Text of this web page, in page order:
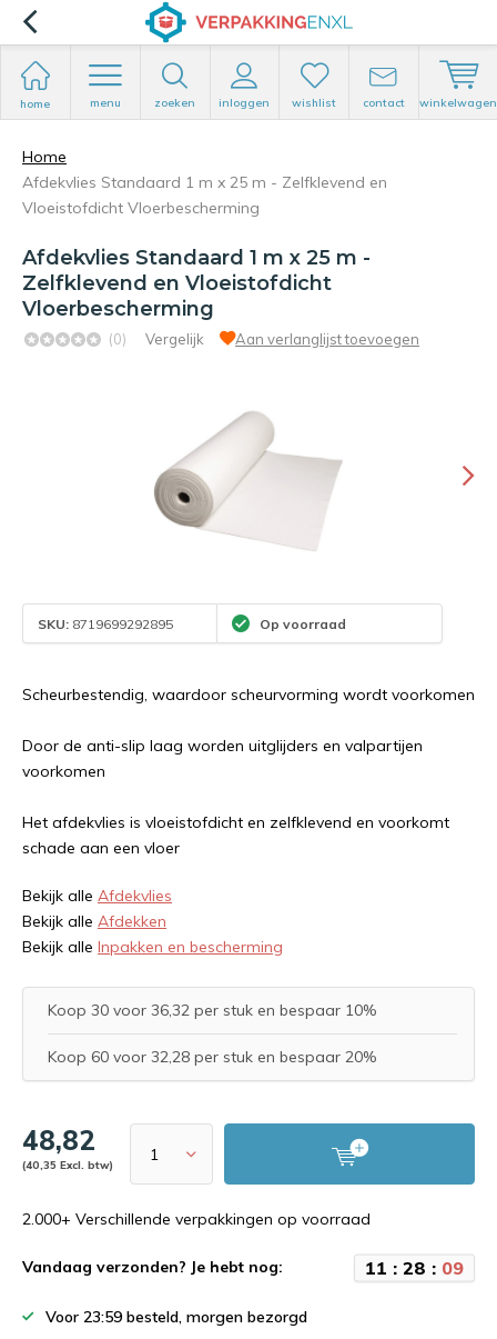
home menu zoeken inloggen wishlist contact winkelwagen
Home
Afdekvlies Standaard 1 m x 25 m - Zelfklevend en
Vloeistofdicht Vloerbescherming
Afdekvlies Standaard 1 m x 25 m -
Zelfklevend en Vloeistofdicht
Vloerbescherming
(0) Vergelijk Aan verlanglijst toevoegen
SKU: 8719699292895 Op voorraad
Scheurbestendig, waardoor scheurvorming wordt voorkomen
Door de anti-slip laag worden uitglijders en valpartijen
voorkomen
Het afdekvlies is vloeistofdicht en zelfklevend en voorkomt
schade aan een vloer
Bekijk alle Afdekvlies
Bekijk alle Afdekken
Bekijk alle Inpakken en bescherming
Koop 30 voor 36,32 per stuk en bespaar 10%
Koop 60 voor 32,28 per stuk en bespaar 20%
48,82
(40,35 Excl. btw)
2.000+ Verschillende verpakkingen op voorraad
Vandaag verzonden? Je hebt nog: 11 : 28 : 08
Voor 23:59 besteld, morgen bezorgd